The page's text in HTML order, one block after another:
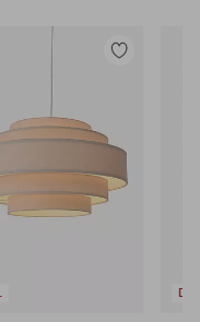
Tilføj